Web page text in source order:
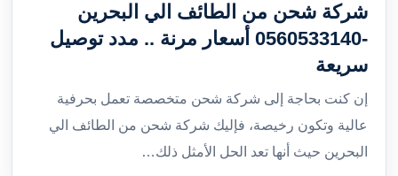
شركة شحن من الطائف الي البحرين
-0560533140 أسعار مرنة .. مدد توصيل
سريعة
إن كنت بحاجة إلى شركة شحن متخصصة تعمل بحرفية
عالية وتكون رخيصة، فإليك شركة شحن من الطائف الي
البحرين حيث أنها تعد الحل الأمثل ذلك…